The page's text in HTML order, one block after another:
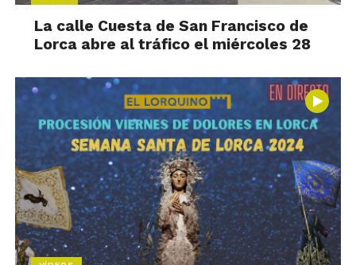
La calle Cuesta de San Francisco de
Lorca abre al tráfico el miércoles 28